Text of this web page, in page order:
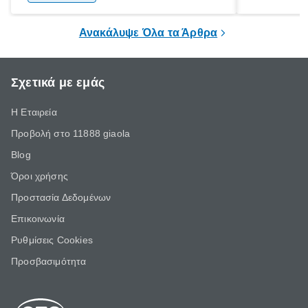
Ανακάλυψε Όλα τα Άρθρα
Σχετικά με εμάς
Η Εταιρεία
Προβολή στο 11888 giaola
Blog
Όροι χρήσης
Προστασία Δεδομένων
Επικοινωνία
Ρυθμίσεις Cookies
Προσβασιμότητα